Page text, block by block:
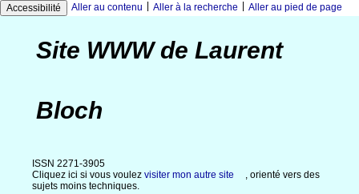
Accessibilité Aller au contenu Aller à la recherche Aller au pied de page
Site WWW de Laurent
Bloch
ISSN 2271-3905
Cliquez ici si vous voulez visiter mon autre site
, orienté vers des
sujets moins techniques.